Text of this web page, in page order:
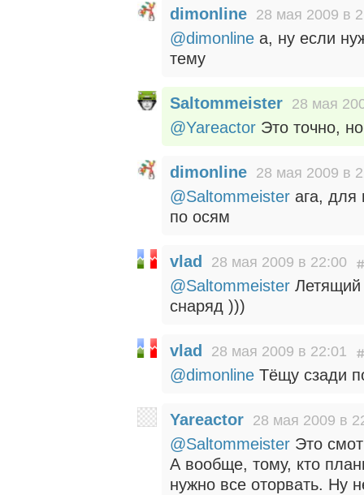
dimonline 28 мая 2009 в
@dimonline а, ну если
тему
Saltommeister 28 мая
@Yareactor Это точно,
dimonline 28 мая 2009 в
@Saltommeister ага, для
по осям
vlad 28 мая 2009 в 22:00
@Saltommeister Летящий
снаряд )))
vlad 28 мая 2009 в 22:01
@dimonline Тёщу сзади
Yareactor 28 мая 2009 в
@Saltommeister Это
А вообще, тому, кто
нужно все оторвать. Ну